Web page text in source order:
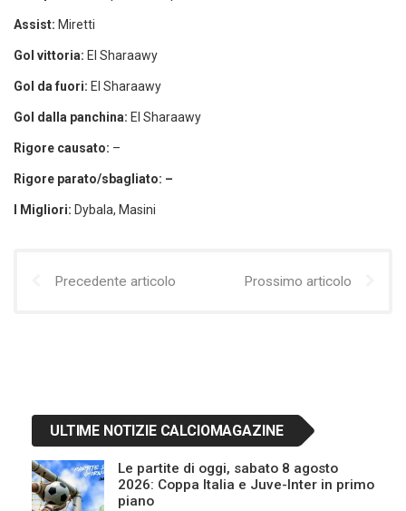
Assist: Miretti
Gol vittoria: El Sharaawy
Gol da fuori: El Sharaawy
Gol dalla panchina: El Sharaawy
Rigore causato: –
Rigore parato/sbagliato: –
I Migliori: Dybala, Masini
Precedente articolo Prossimo articolo
ULTIME NOTIZIE CALCIOMAGAZINE
Le partite di oggi, sabato 8 agosto
2026: Coppa Italia e Juve-Inter in primo
piano